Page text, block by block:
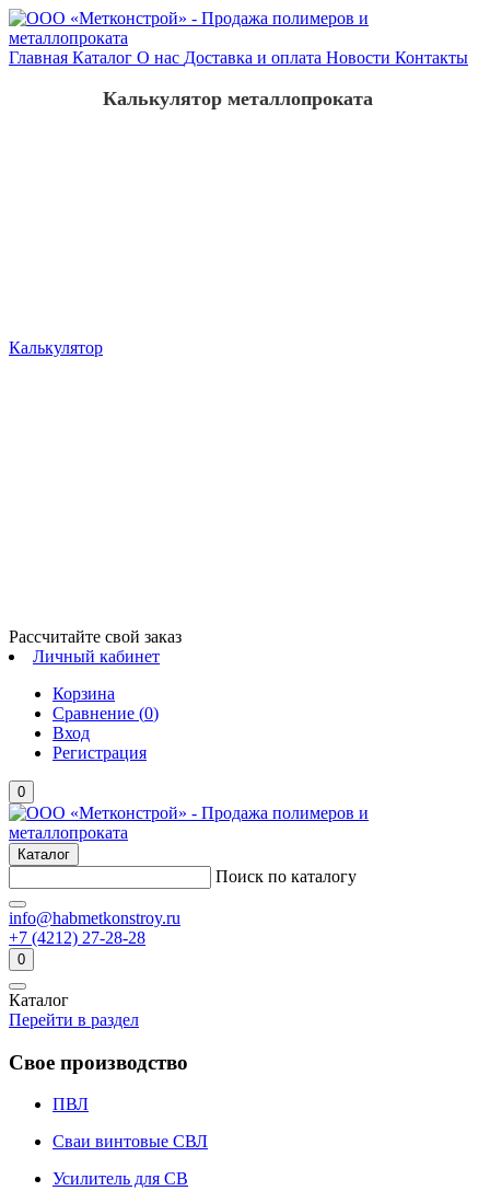
Главная Каталог О нас Доставка и оплата Новости Контакты
Калькулятор
Калькулятор металлопроката
Рассчитайте свой заказ
Личный кабинет
Корзина
Сравнение (0)
Вход
Регистрация
0
Каталог
Поиск по каталогу
info@habmetkonstroy.ru
+7 (4212) 27-28-28
0
Каталог
Перейти в раздел
Свое производство
ПВЛ
Сваи винтовые СВЛ
Усилитель для СВ